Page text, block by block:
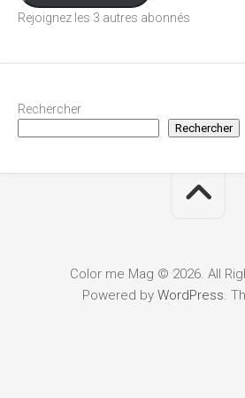
Rejoignez les 3 autres abonnés
Rechercher
Rechercher
Color me Mag © 2026. All
Powered by WordPress.